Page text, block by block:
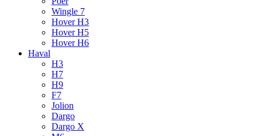
Wingle 7
Hover H3
Hover H5
Hover H6
Haval
H3
H7
H9
F7
Jolion
Dargo
Dargo X